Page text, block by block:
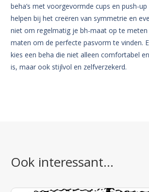
beha’s met voorgevormde cups en push-up
helpen bij het creëren van symmetrie en
niet om regelmatig je bh-maat op te meten
maten om de perfecte pasvorm te vinden.
kies een beha die niet alleen comfortabel
is, maar ook stijlvol en zelfverzekerd.
Ook interessant…